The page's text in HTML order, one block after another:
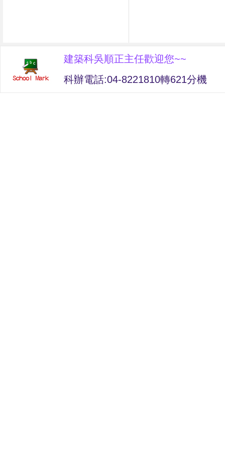
建築科吳順正主任歡迎您~~
科辦電話:04-8221810轉621分機